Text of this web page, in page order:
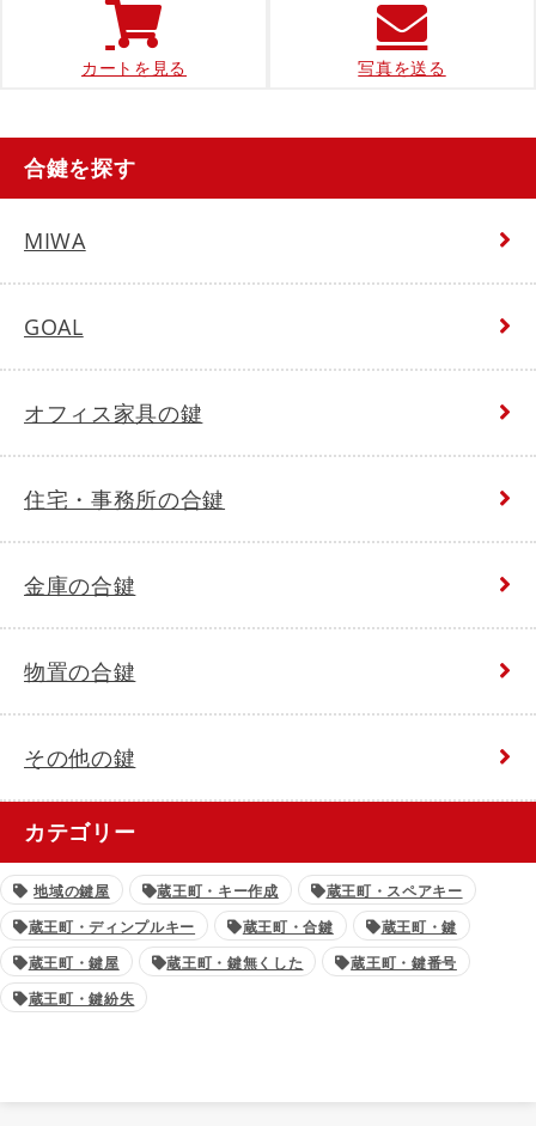
カートを見る 写真を送る
合鍵を探す
MIWA
GOAL
オフィス家具の鍵
住宅・事務所の合鍵
金庫の合鍵
物置の合鍵
その他の鍵
カテゴリー
地域の鍵屋 蔵王町・キー作成
蔵王町・スペアキー
蔵王町・ディンプルキー
蔵王町・合鍵
蔵王町・鍵
蔵王町・鍵屋
蔵王町・鍵無くした
蔵王町・鍵番号
蔵王町・鍵紛失